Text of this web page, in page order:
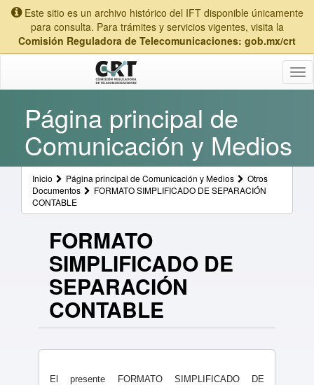
Este sitio es un archivo histórico del IFT disponible únicamente
para consulta. Para trámites y servicios vigentes, visita la
Comisión Reguladora de Telecomunicaciones: gob.mx/crt
Página principal de
Comunicación y Medios
Inicio Página principal de Comunicación y Medios
Otros
Documentos
FORMATO SIMPLIFICADO DE SEPARACIÓN
CONTABLE
FORMATO
SIMPLIFICADO DE
SEPARACIÓN
CONTABLE
El presente FORMATO SIMPLIFICADO DE